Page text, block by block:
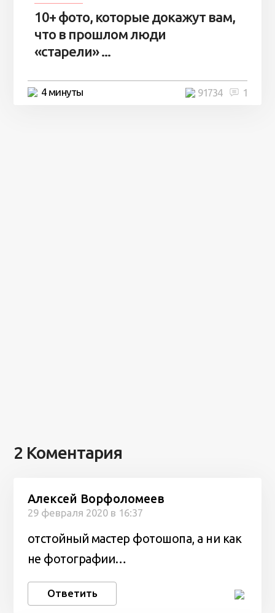
10+ фото, которые докажут вам,
что в прошлом люди
«старели» ...
4 минуты 1
91734
2 Коментария
Алексей Ворфоломеев
29 февраля 2020 в 16:37
отстойный мастер фотошопа, а ни как
не фотографии…
Ответить